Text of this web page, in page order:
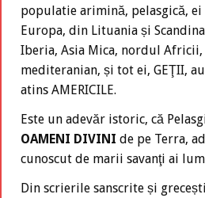
populatie arimină, pelasgică,
Europa, din Lituania și
Iberia, Asia Mica, nordul Africii,
mediteranian, și tot ei, GEŢII,
atins AMERICILE.
Este un adevăr istoric, că
OAMENI DIVINI de pe Terra,
cunoscut de marii savanţi ai
Din scrierile sanscrite și